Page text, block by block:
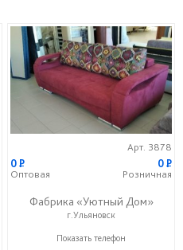
Арт. 3878
0P
Оптовая
0P
Розничная
Фабрика «Уютный Дом»
г.Ульяновск
+7 (927) 815-33-33
Показать телефон